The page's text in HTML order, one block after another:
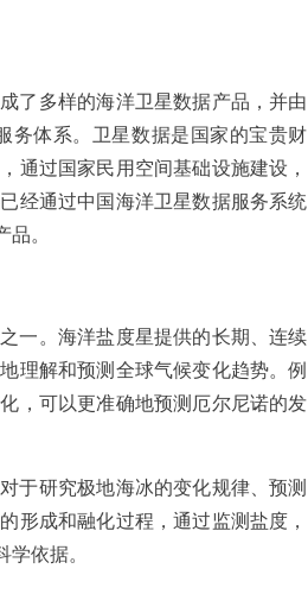
了多样的海洋卫星数据产品，并由
务体系。卫星数据是国家的宝贵财
通过国家民用空间基础设施建设，
经通过中国海洋卫星数据服务系统
。
一。海洋盐度星提供的长期、连续
理解和预测全球气候变化趋势。例
，可以更准确地预测厄尔尼诺的发
于研究极地海冰的变化规律、预测
形成和融化过程，通过监测盐度，
依据。